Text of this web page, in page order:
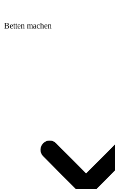
Betten machen